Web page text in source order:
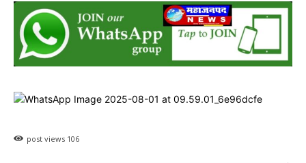
post views 106